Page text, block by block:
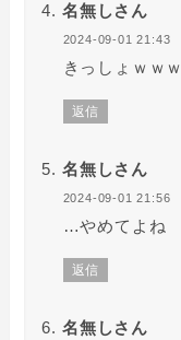
名無しさん
2024-09-01 21:43
きっしょｗｗｗ
返信
名無しさん
2024-09-01 21:56
…やめてよね
返信
名無しさん